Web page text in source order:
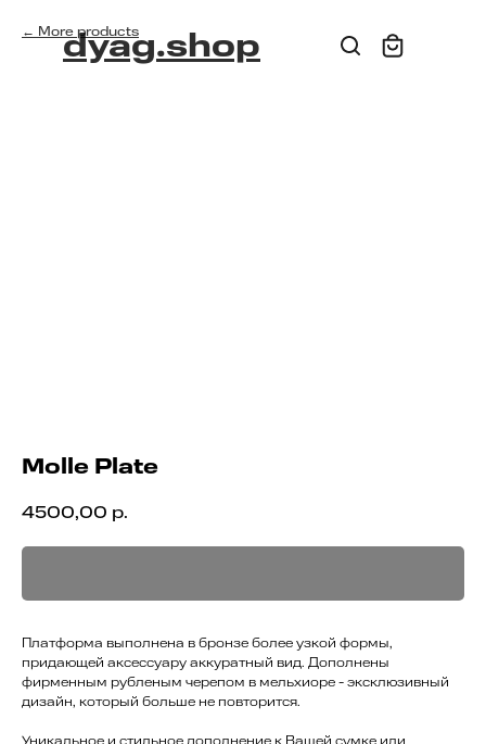
dyag.shop
More products
Molle Plate
4500,00 р.
Платформа выполнена в бронзе более узкой формы,
придающей аксессуару аккуратный вид. Дополнены
фирменным рубленым черепом в мельхиоре - эксклюзивный
дизайн, который больше не повторится.